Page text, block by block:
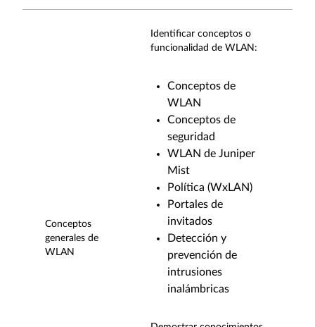
Conceptos
generales de
WLAN
Identificar conceptos o
funcionalidad de WLAN:
Conceptos de
WLAN
Conceptos de
seguridad
WLAN de Juniper
Mist
Política (WxLAN)
Portales de
invitados
Detección y
prevención de
intrusiones
inalámbricas